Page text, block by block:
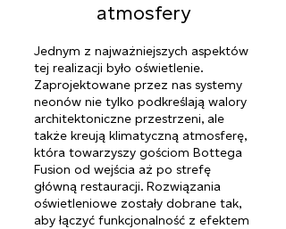
atmosfery
Jednym z najważniejszych aspektów
tej realizacji było oświetlenie.
Zaprojektowane przez nas systemy
neonów nie tylko podkreślają walory
architektoniczne przestrzeni, ale
także kreują klimatyczną atmosferę,
która towarzyszy gościom Bottega
Fusion od wejścia aż po strefę
główną restauracji. Rozwiązania
oświetleniowe zostały dobrane tak,
aby łączyć funkcjonalność z efektem